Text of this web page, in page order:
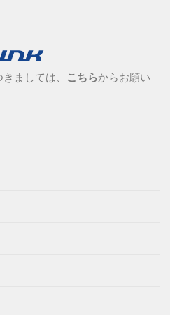
ましては、 こちらからお願い